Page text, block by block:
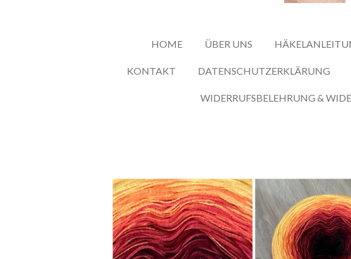
HOME ÜBER UNS
KONTAKT DATENSCHUTZERKLÄRUNG
WIDERRUFSBELEHRUNG &